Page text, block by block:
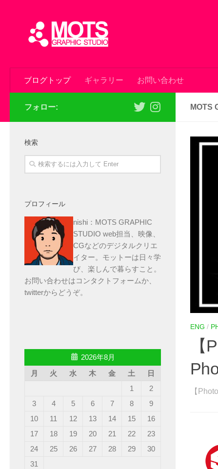
ブログトップ ギャラリー お問い合わせ
MOTS
ENG /
【
フォロー:
検索
プロフィール
nishi：MOTS GRAPHIC
STUDIO web担当、映像、
CGなどのデジタルクリエ
イター。モットーは日々学
び、楽しんで暮らすこと。
お問い合わせはコンタクトフォームか、
twitterからどうぞ。
2026年8月
月
火 水 木 金 土 日
1
2
3
4 5 6 7 8
9
10
11 12 13 14 15
16
17
18 19 20 21 22
23
24
25 26 27 28 29
30
31